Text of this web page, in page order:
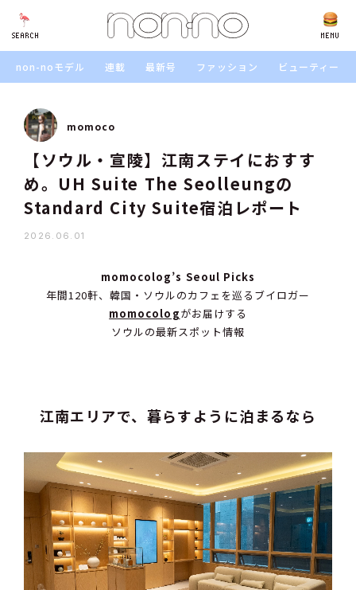
SEARCH MENU
SEARCH
non-noモデル 連載 最新号 ファッション ビューティー
momoco
【ソウル・宣陵】江南ステイにおすす
め。UH Suite The Seolleungの
Standard City Suite宿泊レポート
2026.06.01
momocolog’s Seoul Picks
年間120軒、韓国・ソウルのカフェを巡るブイロガー
momocologがお届けする
ソウルの最新スポット情報
江南エリアで、暮らすように泊まるなら